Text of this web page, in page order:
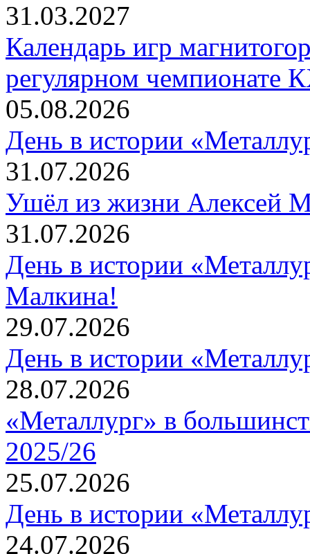
31.03.2027
Календарь игр
регулярном чемпионате
05.08.2026
День в истории
31.07.2026
Ушёл из жизни Алексей
31.07.2026
День в истории
Малкина!
29.07.2026
День в истории
28.07.2026
«Металлург» в
2025/26
25.07.2026
День в истории
24.07.2026